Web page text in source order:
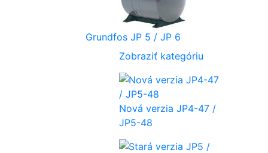
Grundfos JP 5 / JP 6
Zobraziť kategóriu
Nová verzia JP4-47 /
JP5-48